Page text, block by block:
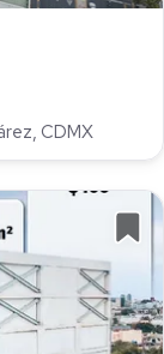
CDMX